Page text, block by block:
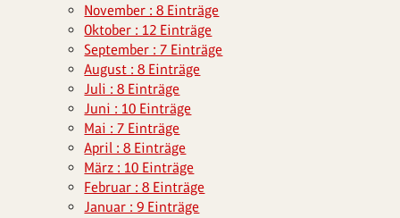
November : 8 Einträge
Oktober : 12 Einträge
September : 7 Einträge
August : 8 Einträge
Juli : 8 Einträge
Juni : 10 Einträge
Mai : 7 Einträge
April : 8 Einträge
März : 10 Einträge
Februar : 8 Einträge
Januar : 9 Einträge